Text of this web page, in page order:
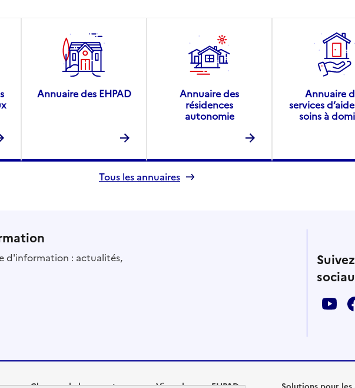
Annuaire des EHPAD
Annuaire des
résidences
autonomie
Annuaire
services
soins à
Tous les annuaires
d'information : actualités,
Changer de logement Vivre dans un EHPAD Solutions pour les